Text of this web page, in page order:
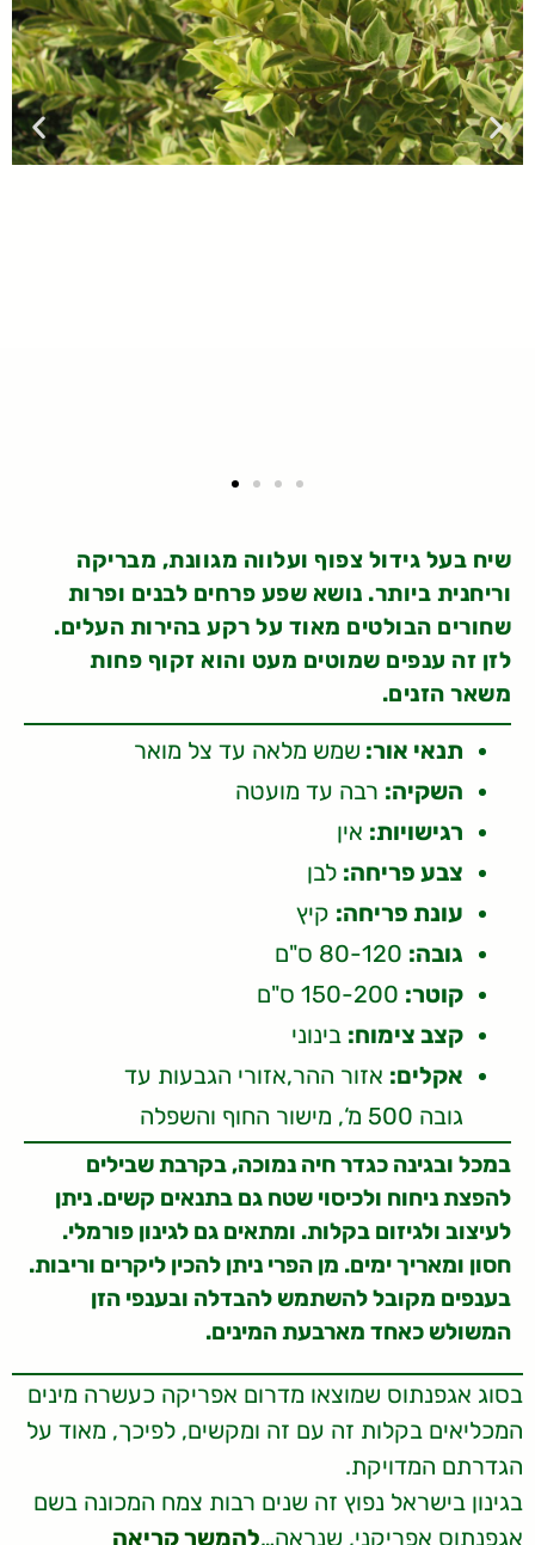
שיח בעל גידול צפוף ועלווה מגוונת, מבריקה
וריחנית ביותר. נושא שפע פרחים לבנים ופרות
שחורים הבולטים מאוד על רקע בהירות העלים.
לזן זה ענפים שמוטים מעט והוא זקוף פחות
משאר הזנים.
תנאי אור: שמש מלאה עד צל מואר
השקיה: רבה עד מועטה
רגישויות: אין
צבע פריחה: לבן
עונת פריחה: קיץ
גובה:
קוטר:
קצב צימוח: בינוני
אקלים: אזור ההר,אזורי הגבעות עד
גובה 500 מ‘, מישור החוף והשפלה
במכל ובגינה כגדר חיה נמוכה, בקרבת שבילים
להפצת ניחוח ולכיסוי שטח גם בתנאים קשים. ניתן
לעיצוב ולגיזום בקלות. ומתאים גם לגינון פורמלי.
חסון ומאריך ימים. מן הפרי ניתן להכין ליקרים וריבות.
בענפים מקובל להשתמש להבדלה ובענפי הזן
המשולש כאחד מארבעת המינים.
בסוג אגפנתוס שמוצאו מדרום אפריקה כעשרה מינים
המכליאים בקלות זה עם זה ומקשים, לפיכך, מאוד על
הגדרתם המדויקת.
בגינון בישראל נפוץ זה שנים רבות צמח המכונה בשם
אגפנתוס אפריקני, שנראה…להמשך קריאה